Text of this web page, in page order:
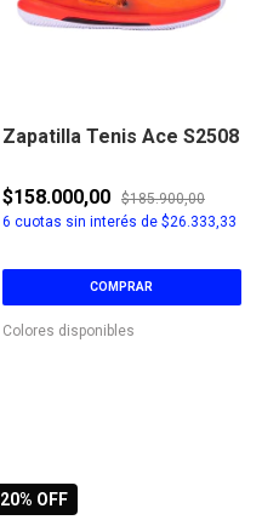
Zapatilla Tenis Ace S2508
$158.000,00
$185.900,00
6 cuotas sin interés de $26.333,33
COMPRAR
Colores disponibles
20% OFF